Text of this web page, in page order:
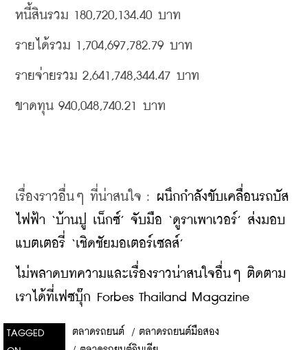
หนี้สินรวม 180,720,134.40 บาท
รายได้รวม 1,704,697,782.79 บาท
รายจ่ายรวม 2,641,748,344.47 บาท
ขาดทุน 940,048,740.21 บาท
เรื่องราวอื่นๆ ที่น่าสนใจ :
ผนึกกำลังขับเคลื่อนรถบัส
ไฟฟ้า ‘บ้านปู เน็กซ์’ จับมือ ‘ดูราเพาเวอร์’ ส่งมอบ
แบตเตอรี่ ‘เชิดชัยมอเตอร์เซลส์’
ไม่พลาดบทความและเรื่องราวน่าสนใจอื่นๆ ติดตาม
เราได้ที่เฟซบุ๊ก Forbes Thailand Magazine
TAGGED
ตลาดรถยนต์ / ตลาดรถยนต์มือสอง